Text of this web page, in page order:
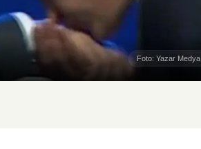
Foto: Yazar Medya